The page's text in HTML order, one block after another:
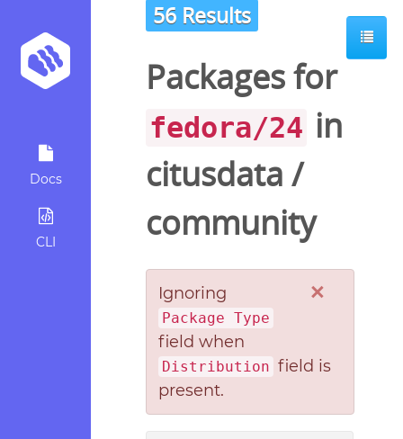
Docs
CLI
56 Results
Packages for
fedora/24 in
citusdata /
community
×
Ignoring
Package Type
field when
Distribution field is
present.